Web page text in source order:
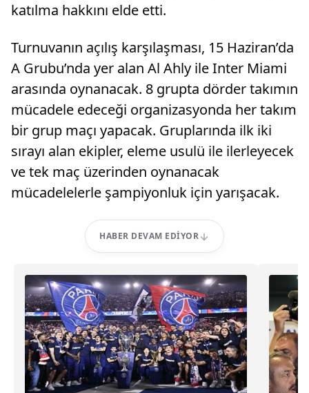
katılma hakkını elde etti.
Turnuvanın açılış karşılaşması, 15 Haziran’da
A Grubu’nda yer alan Al Ahly ile Inter Miami
arasında oynanacak. 8 grupta dörder takımın
mücadele edeceği organizasyonda her takım
bir grup maçı yapacak. Gruplarında ilk iki
sırayı alan ekipler, eleme usulü ile ilerleyecek
ve tek maç üzerinden oynanacak
mücadelelerle şampiyonluk için yarışacak.
HABER DEVAM EDIYOR